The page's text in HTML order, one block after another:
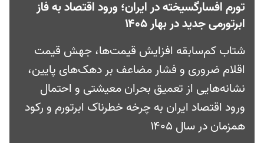
تورم افسارگسیخته در ایران؛ ورود اقتصاد به فاز
ابرتورمی جدید در بهار ۱۴۰۵
شتاب کم‌سابقه افزایش قیمت‌ها، جهش قیمت
اقلام ضروری و فشار مضاعف بر دهک‌های پایین،
نشانه‌هایی از تعمیق بحران معیشتی و احتمال
ورود اقتصاد ایران به چرخه خطرناک ابرتورم و رکود
همزمان در سال ۱۴۰۵